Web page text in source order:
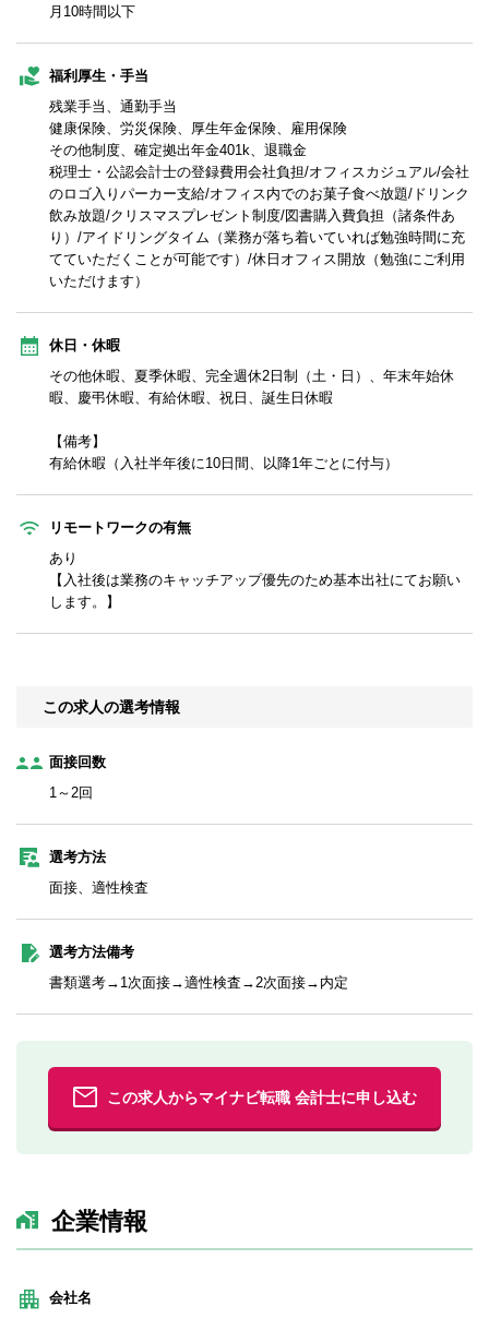
月10時間以下
福利厚生・手当
残業手当、通勤手当
健康保険、労災保険、厚生年金保険、雇用保険
その他制度、確定拠出年金401k、退職金
税理士・公認会計士の登録費用会社負担/オフィスカジュアル/会社
のロゴ入りパーカー支給/オフィス内でのお菓子食べ放題/ドリンク
飲み放題/クリスマスプレゼント制度/図書購入費負担（諸条件あ
り）/アイドリングタイム（業務が落ち着いていれば勉強時間に充
てていただくことが可能です）/休日オフィス開放（勉強にご利用
いただけます）
休日・休暇
その他休暇、夏季休暇、完全週休2日制（土・日）、年末年始休
暇、慶弔休暇、有給休暇、祝日、誕生日休暇
【備考】
有給休暇（入社半年後に10日間、以降1年ごとに付与）
リモートワークの有無
あり
【入社後は業務のキャッチアップ優先のため基本出社にてお願い
します。】
この求人の選考情報
面接回数
1～2回
選考方法
面接、適性検査
選考方法備考
書類選考→1次面接→適性検査→2次面接→内定
この求人からマイナビ転職 会計士に申し込む
企業情報
会社名